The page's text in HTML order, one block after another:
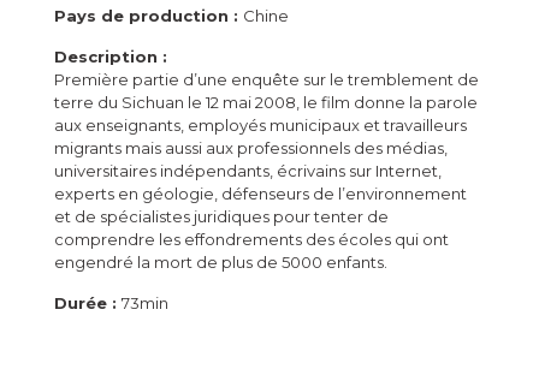
Pays de production : Chine
Description :
Première partie d’une enquête sur le tremblement de
terre du Sichuan le 12 mai 2008, le film donne la parole
aux enseignants, employés municipaux et travailleurs
migrants mais aussi aux professionnels des médias,
universitaires indépendants, écrivains sur Internet,
experts en géologie, défenseurs de l’environnement
et de spécialistes juridiques pour tenter de
comprendre les effondrements des écoles qui ont
engendré la mort de plus de 5000 enfants.
Durée : 73min